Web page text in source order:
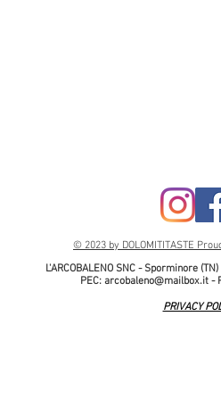
© 2023 by DOLOMITITASTE
L'ARCOBALENO SNC - Sporminore
PEC: arcobaleno@mailbox.it -
PRIVACY